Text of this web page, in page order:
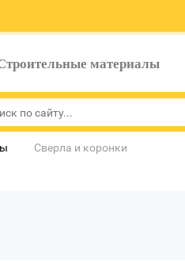
материалы
Сверла и коронки